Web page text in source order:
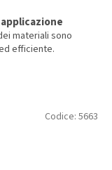
materiali sono
efficiente.
Codice: 5663